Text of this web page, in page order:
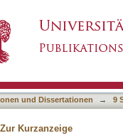
und Dissertationen → 9
Zur Kurzanzeige